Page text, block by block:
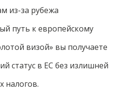
из-за рубежа
путь к европейскому
визой» вы получаете
статус в ЕС без излишней
налогов.